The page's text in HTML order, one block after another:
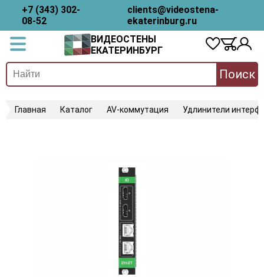
+7 (343) 302-
08-52
clients@videostena-
ekaterinburg.ru
ВИДЕОСТЕНЫ
ЕКАТЕРИНБУРГ
Поиск
Главная Каталог AV-коммутация Удлинители